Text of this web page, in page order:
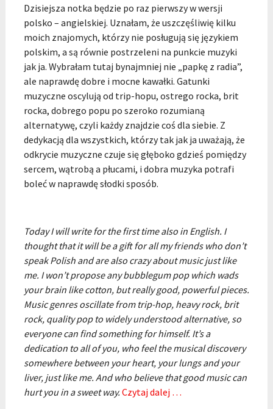
Dzisiejsza notka będzie po raz pierwszy w wersji
polsko – angielskiej. Uznałam, że uszczęśliwię kilku
moich znajomych, którzy nie posługują się językiem
polskim, a są równie postrzeleni na punkcie muzyki
jak ja. Wybrałam tutaj bynajmniej nie „papkę z radia”,
ale naprawdę dobre i mocne kawałki. Gatunki
muzyczne oscylują od trip-hopu, ostrego rocka, brit
rocka, dobrego popu po szeroko rozumianą
alternatywę, czyli każdy znajdzie coś dla siebie. Z
dedykacją dla wszystkich, którzy tak jak ja uważają, że
odkrycie muzyczne czuje się głęboko gdzieś pomiędzy
sercem, wątrobą a płucami, i dobra muzyka potrafi
boleć w naprawdę słodki sposób.
Today I will write for the first time also in English. I
thought that it will be a gift for all my friends who don’t
speak Polish and are also crazy about music just like
me. I won’t propose any bubblegum pop which wads
your brain like cotton, but really good, powerful pieces.
Music genres oscillate from trip-hop, heavy rock, brit
rock, quality pop to widely understood alternative, so
everyone can find something for himself. It’s a
dedication to all of you, who feel the musical discovery
somewhere between your heart, your lungs and your
liver, just like me. And who believe that good music can
hurt you in a sweet way. Czytaj dalej …